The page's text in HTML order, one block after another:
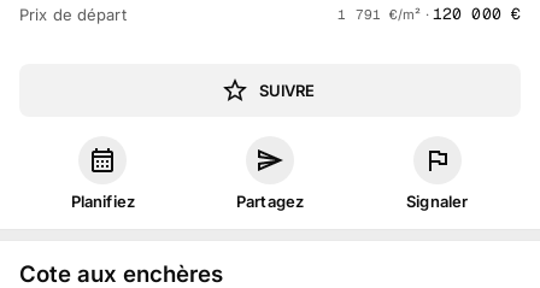
Prix de départ 1 791 €/m² · 120 000 €
SUIVRE
Planifiez Partagez Signaler
Cote aux enchères